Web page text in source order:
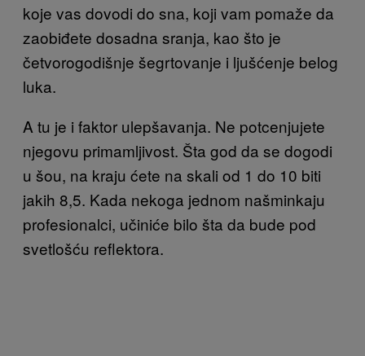
koje vas dovodi do sna, koji vam pomaže da
zaobiđete dosadna sranja, kao što je
četvorogodišnje šegrtovanje i ljušćenje belog
luka.
A tu je i faktor ulepšavanja. Ne potcenjujete
njegovu primamljivost. Šta god da se dogodi
u šou, na kraju ćete na skali od 1 do 10 biti
jakih 8,5. Kada nekoga jednom našminkaju
profesionalci, učiniće bilo šta da bude pod
svetlošću reflektora.